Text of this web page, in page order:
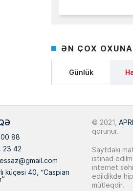
dəstəyinin
artırır?
09 İyun 2026
AQP may ayı üzrə
03 İyun 2026
Dünya Bankı:
qoşulmağı
Hazırda Elm və […]
ƏN ÇOX
Günlük
88
23 42
küçəsi 40, “Caspian
© 2021,
qorunur.
Saytdakı
istinad
internet
edildikdə
mütləqdir.